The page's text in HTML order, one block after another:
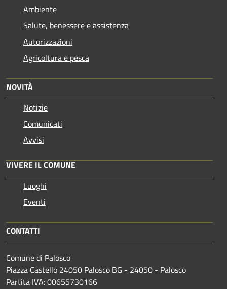
Ambiente
Salute, benessere e assistenza
Autorizzazioni
Agricoltura e pesca
NOVITÀ
Notizie
Comunicati
Avvisi
VIVERE IL COMUNE
Luoghi
Eventi
CONTATTI
Comune di Palosco
Piazza Castello 24050 Palosco BG - 24050 - Palosco
Partita IVA: 00655730166